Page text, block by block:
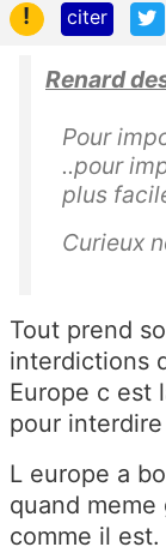
!
citer
Renard
Pour
..pour
plus
Curieux
Tout prend
interdictions
Europe c est
pour
L europe a
quand meme
comme il est.